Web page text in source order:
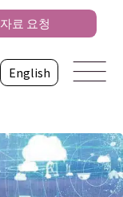
English
자료 요청